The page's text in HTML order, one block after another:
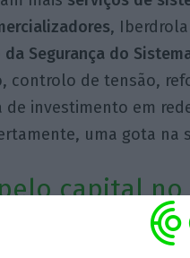
,
Segurança do
controlo de tensão,
de investimento em
uma gota na
capital